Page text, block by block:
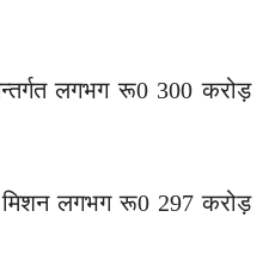
लगभग रू0 300 करोड़
मिशन लगभग रू0 297 करोड़